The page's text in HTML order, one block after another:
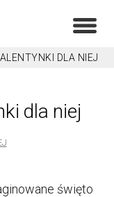
DLA NIEJ
dla niej
święto